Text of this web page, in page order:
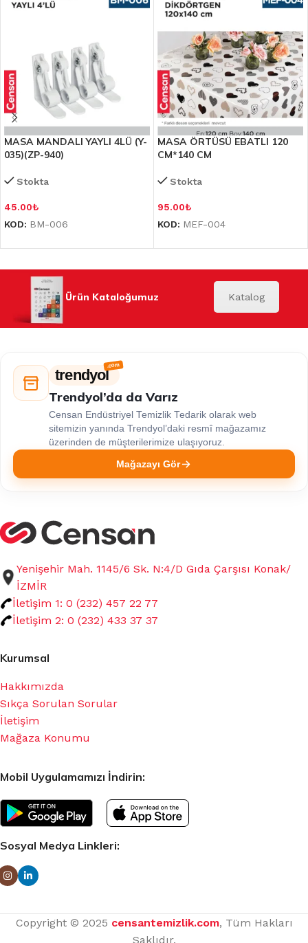
MASA MANDALI YAYLI 4LÜ (Y-
035)(ZP-940)
Stokta
45.00₺
KOD: BM-006
MASA ÖRTÜSÜ EBATLI 120
CM*140 CM
Stokta
95.00₺
KOD: MEF-004
Ürün Kataloğumuz Katalog
trendyol
Trendyol’da da Varız
Censan Endüstriyel Temizlik Tedarik olarak web
sitemizin yanında Trendyol’daki resmî mağazamız
üzerinden de müşterilerimize ulaşıyoruz.
Mağazayı Gör
Yenişehir Mah. 1145/6 Sk. N:4/D Gıda Çarşısı Konak/
İZMİR
İletişim 1: 0 (232) 457 22 77
İletişim 2: 0 (232) 433 37 37
Kurumsal
Hakkımızda
Sıkça Sorulan Sorular
İletişim
Mağaza Konumu
Mobil Uygulamamızı İndirin:
Sosyal Medya Linkleri:
Copyright © 2025 censantemizlik.com, Tüm Hakları
Saklıdır.